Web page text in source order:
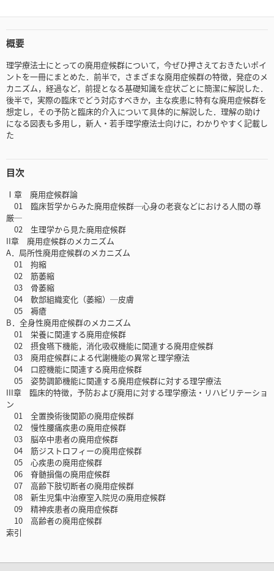
概要
理学療法士にとっての廃用症候群について，今ぜひ押さえておきたいポイ
ントを一冊にまとめた．前半で，さまざまな廃用症候群の特徴，発症のメ
カニズム，経過など，前提となる基礎知識を症状ごとに簡潔に解説した．
後半で，実際の臨床でどう対応すべきか，主な疾患に特有な廃用症候群を
想定し，その予防と臨床的介入について具体的に解説した．理解の助け
になる図表も多用し，新人・若手理学療法士向けに，わかりやすく記載し
た
目次
Ⅰ章 廃用症候群論
01 臨床哲学からみた廃用症候群─心身の老衰などにおける人間の尊
厳─
02 生理学から見た廃用症候群
II章 廃用症候群のメカニズム
A．局所性廃用症候群のメカニズム
01 拘縮
02 筋萎縮
03 骨萎縮
04 軟部組織変化（萎縮）─皮膚
05 褥瘡
B．全身性廃用症候群のメカニズム
01 栄養に関連する廃用症候群
02 摂食嚥下機能，消化吸収機能に関連する廃用症候群
03 廃用症候群による代謝機能の異常と理学療法
04 口腔機能に関連する廃用症候群
05 姿勢調節機能に関連する廃用症候群に対する理学療法
III章 臨床的特徴，予防および廃用に対する理学療法・リハビリテーショ
ン
01 全置換術後関節の廃用症候群
02 慢性腰痛疾患の廃用症候群
03 脳卒中患者の廃用症候群
04 筋ジストロフィーの廃用症候群
05 心疾患の廃用症候群
06 脊髄損傷の廃用症候群
07 高齢下肢切断者の廃用症候群
08 新生児集中治療室入院児の廃用症候群
09 精神疾患者の廃用症候群
10 高齢者の廃用症候群
索引